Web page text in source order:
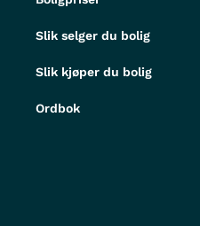
Slik selger du bolig
Slik kjøper du bolig
Ordbok